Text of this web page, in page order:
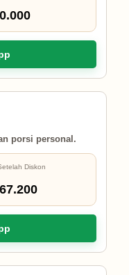
porsi personal.
Diskon